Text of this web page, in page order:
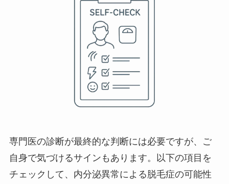
専門医の診断が最終的な判断には必要ですが、ご
自身で気づけるサインもあります。以下の項目を
チェックして、内分泌異常による脱毛症の可能性